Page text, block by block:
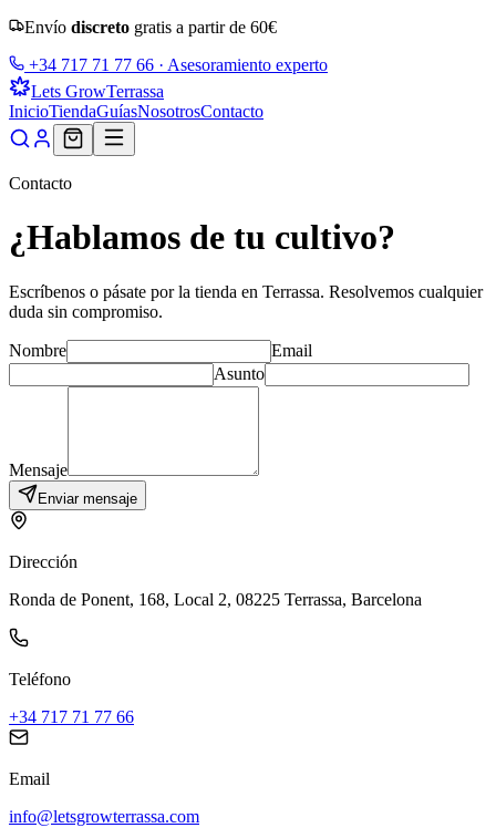
Envío discreto gratis a partir de 60€
+34 717 71 77 66 · Asesoramiento experto
Lets GrowTerrassa
InicioTiendaGuíasNosotrosContacto
Contacto
¿Hablamos de tu cultivo?
Escríbenos o pásate por la tienda en Terrassa. Resolvemos cualquier
duda sin compromiso.
Nombre
Email
Asunto
Mensaje
Enviar mensaje
Dirección
Ronda de Ponent, 168, Local 2, 08225 Terrassa, Barcelona
Teléfono
+34 717 71 77 66
Email
info@letsgrowterrassa.com